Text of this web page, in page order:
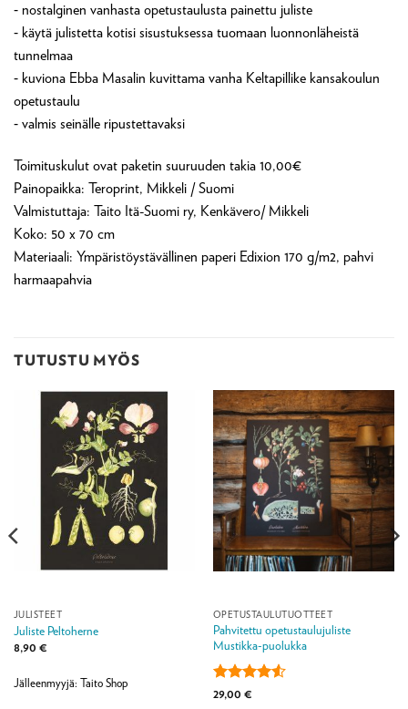
⁃ nostalginen vanhasta opetustaulusta painettu juliste
⁃ käytä julistetta kotisi sisustuksessa tuomaan luonnonläheistä
tunnelmaa
⁃ kuviona Ebba Masalin kuvittama vanha Keltapillike kansakoulun
opetustaulu
⁃ valmis seinälle ripustettavaksi
Toimituskulut ovat paketin suuruuden takia 10,00€
Painopaikka: Teroprint, Mikkeli / Suomi
Valmistuttaja: Taito Itä-Suomi ry, Kenkävero/ Mikkeli
Koko: 50 x 70 cm
Materiaali: Ympäristöystävällinen paperi Edixion 170 g/m2, pahvi
harmaapahvia
TUTUSTU MYÖS
JULISTEET
Juliste Peltoherne
8,90 €
Jälleenmyyjä: Taito Shop
OPETUSTAULUTUOTTEET
Pahvitettu opetustaulujuliste
Mustikka-puolukka
Arvostelu
29,00 €